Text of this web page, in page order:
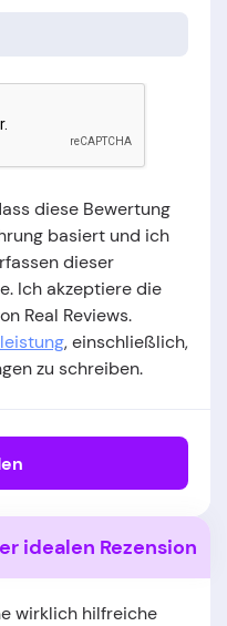
diese Bewertung
basiert und ich
dieser
Ich akzeptiere die
Real Reviews.
, einschließlich,
zu schreiben.
idealen Rezension
wirklich hilfreiche